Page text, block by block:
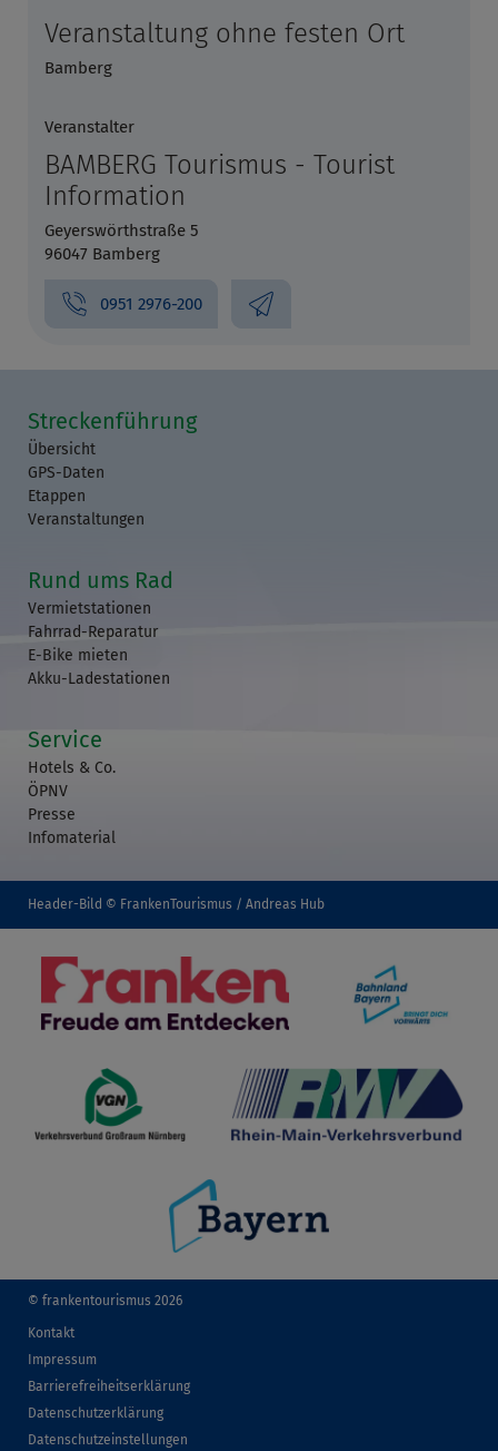
Veranstaltung ohne festen Ort
Bamberg
Veranstalter
BAMBERG Tourismus - Tourist
Information
Geyerswörthstraße 5
96047 Bamberg
0951 2976-200
Streckenführung
Übersicht
GPS-Daten
Etappen
Veranstaltungen
Rund ums Rad
Vermietstationen
Fahrrad-Reparatur
E-Bike mieten
Akku-Ladestationen
Service
Hotels & Co.
ÖPNV
Presse
Infomaterial
Header-Bild © FrankenTourismus / Andreas Hub
© frankentourismus 2026
Kontakt
Impressum
Barrierefreiheitserklärung
Datenschutzerklärung
Datenschutzeinstellungen